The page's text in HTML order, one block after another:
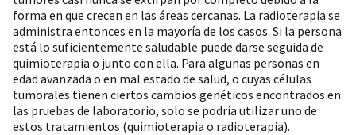
forma en que crecen en las áreas cercanas. La radioterapia se
administra entonces en la mayoría de los casos. Si la persona
está lo suficientemente saludable puede darse seguida de
quimioterapia o junto con ella. Para algunas personas en
edad avanzada o en mal estado de salud, o cuyas células
tumorales tienen ciertos cambios genéticos encontrados en
las pruebas de laboratorio, solo se podría utilizar uno de
estos tratamientos (quimioterapia o radioterapia).